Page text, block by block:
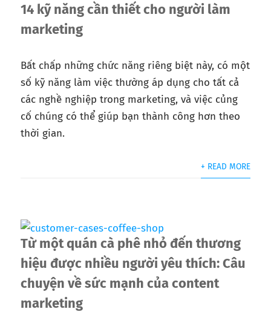
14 kỹ năng cần thiết cho người làm
marketing
Bất chấp những chức năng riêng biệt này, có một
số kỹ năng làm việc thường áp dụng cho tất cả
các nghề nghiệp trong marketing, và việc củng
cố chúng có thể giúp bạn thành công hơn theo
thời gian.
+ READ MORE
Từ một quán cà phê nhỏ đến thương
hiệu được nhiều người yêu thích: Câu
chuyện về sức mạnh của content
marketing